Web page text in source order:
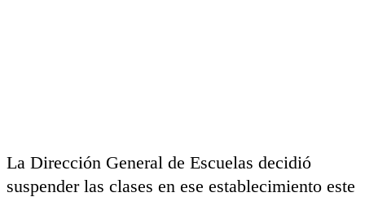
La Dirección General de Escuelas decidió
suspender las clases en ese establecimiento este